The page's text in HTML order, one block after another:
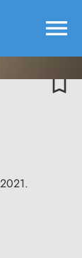
menu
bookmark_border